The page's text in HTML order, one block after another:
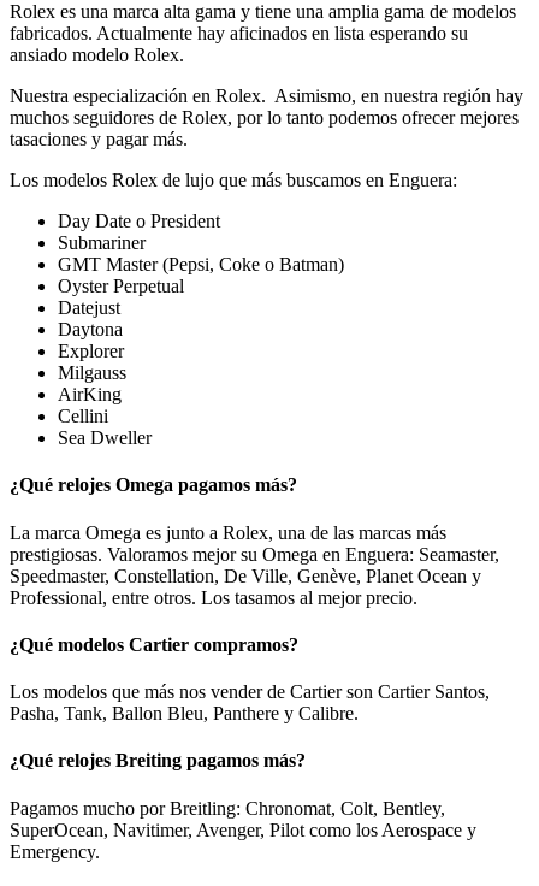
Rolex es una marca alta gama y tiene una amplia gama de modelos
fabricados. Actualmente hay aficinados en lista esperando su
ansiado modelo Rolex.
Nuestra especialización en Rolex. Asimismo, en nuestra región hay
muchos seguidores de Rolex, por lo tanto podemos ofrecer mejores
tasaciones y pagar más.
Los modelos Rolex de lujo que más buscamos en Enguera:
Day Date o President
Submariner
GMT Master (Pepsi, Coke o Batman)
Oyster Perpetual
Datejust
Daytona
Explorer
Milgauss
AirKing
Cellini
Sea Dweller
¿Qué relojes Omega pagamos más?
La marca Omega es junto a Rolex, una de las marcas más
prestigiosas. Valoramos mejor su Omega en Enguera: Seamaster,
Speedmaster, Constellation, De Ville, Genève, Planet Ocean y
Professional, entre otros. Los tasamos al mejor precio.
¿Qué modelos Cartier compramos?
Los modelos que más nos vender de Cartier son Cartier Santos,
Pasha, Tank, Ballon Bleu, Panthere y Calibre.
¿Qué relojes Breiting pagamos más?
Pagamos mucho por Breitling: Chronomat, Colt, Bentley,
SuperOcean, Navitimer, Avenger, Pilot como los Aerospace y
Emergency.